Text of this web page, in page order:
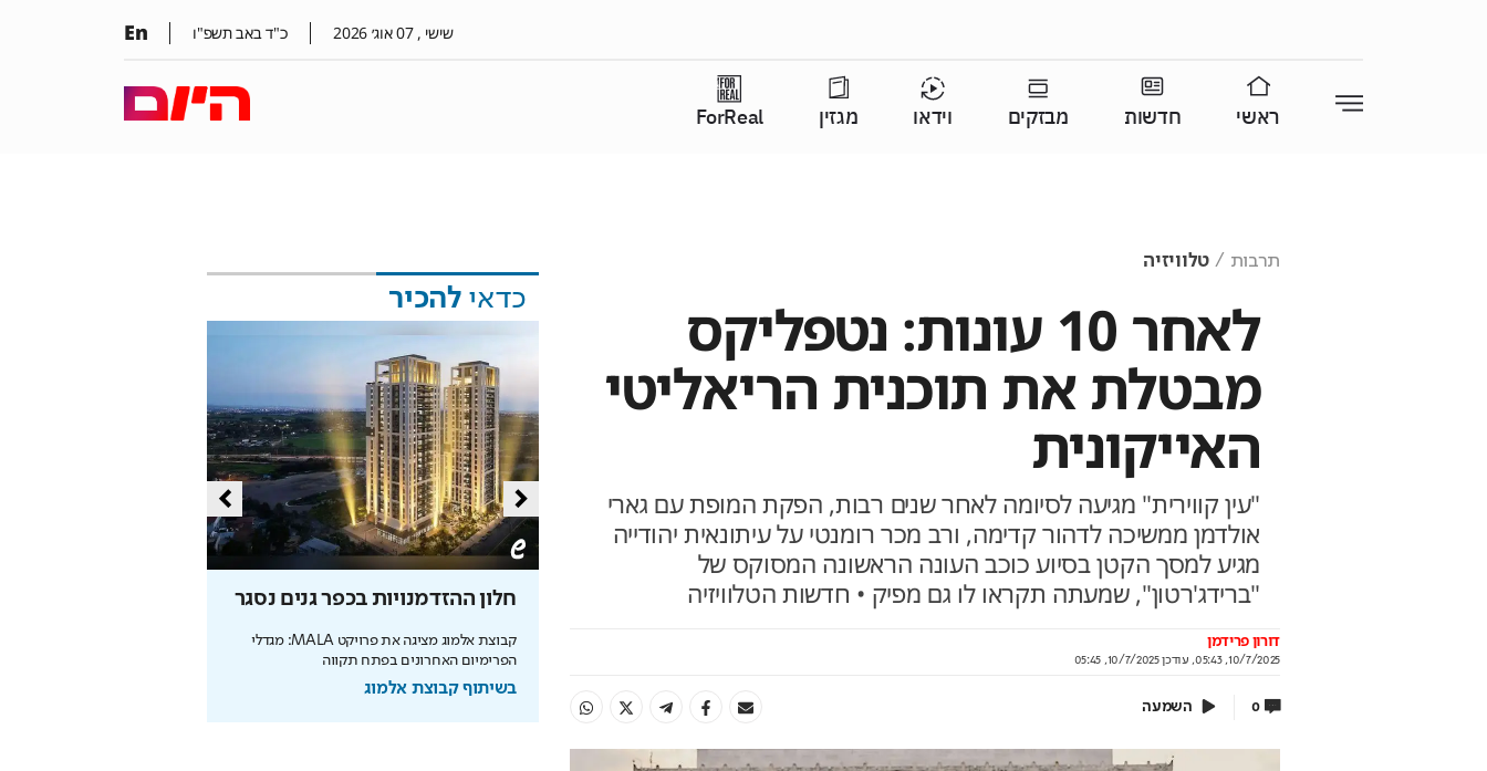
שישי , 07אוג׳ 2026 כ"ד באב תשפ"ו En
ראשי חדשות מבזקים וידאו מגזין ForReal
תרבות טלוויזיה
לאחר 10 עונות: נטפליקס
מבטלת את תוכנית הריאליטי
האייקונית
"עין קווירית" מגיעה לסיומה לאחר שנים רבות, הפקת המופת עם גארי
אולדמן ממשיכה לדהור קדימה, ורב מכר רומנטי על עיתונאית יהודייה
מגיע למסך הקטן בסיוע כוכב העונה הראשונה המסוקס של
"ברידג'רטון", שמעתה תקראו לו גם מפיק • חדשות הטלוויזיה
דורון פרידמן
10/7/2025, 05:43
, עודכן10/7/2025, 05:45
0 השמעה
כדאי להכיר
חלון ההזדמנויות בכפר גנים נסגר
קבוצת אלמוג מציגה את פרויקט MALA: מגדלי
הפרימיום האחרונים בפתח תקווה
בשיתוף קבוצת אלמוג
כך תחסכו בחשמל בלי להזיע
מאחורי הקלעים של הטעם
איך אסם הפכה את תקופת הצנע והמחסור הקשה
בשיתוף אסם
לוקחת אתכם לבמה הכי גדולה בעולם